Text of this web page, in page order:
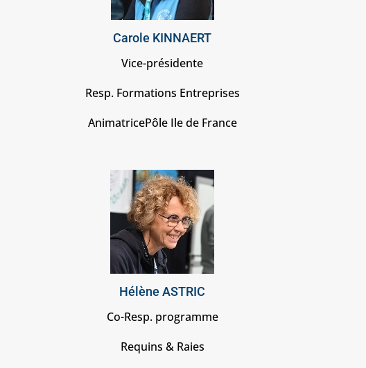
Carole KINNAERT
Vice-présidente
Resp. Formations Entreprises
AnimatricePôle Ile de France
Hélène ASTRIC
Co-Resp. programme
Requins & Raies